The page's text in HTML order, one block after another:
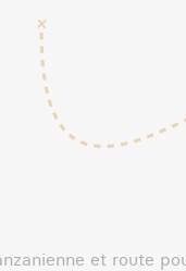
et route